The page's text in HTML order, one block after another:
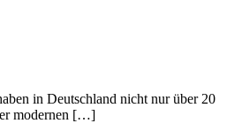
in Deutschland nicht nur über 20
modernen […]